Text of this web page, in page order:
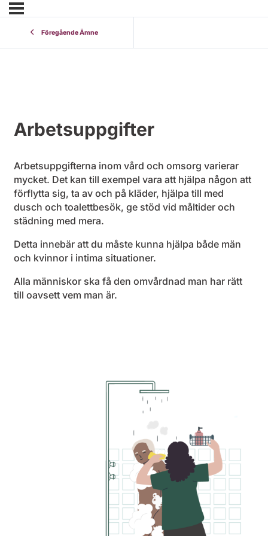
Föregående Ämne
Arbetsuppgifter
Arbetsuppgifterna inom vård och omsorg varierar
mycket. Det kan till exempel vara att hjälpa någon att
förflytta sig, ta av och på kläder, hjälpa till med
dusch och toalettbesök, ge stöd vid måltider och
städning med mera.
Detta innebär att du måste kunna hjälpa både män
och kvinnor i intima situationer.
Alla människor ska få den omvårdnad man har rätt
till oavsett vem man är.